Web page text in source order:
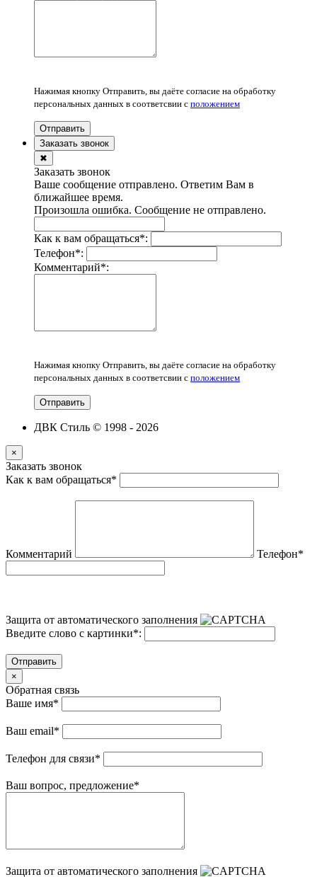
Нажимая кнопку Отправить, вы даёте согласие на обработку
персональных данных в соответсвии с положением
Отправить
Заказать звонок
✖
Заказать звонок
Ваше сообщение отправлено. Ответим Вам в
ближайшее время.
Произошла ошибка. Сообщение не отправлено.
Как к вам обращаться*:
Телефон*:
Комментарий*:
Нажимая кнопку Отправить, вы даёте согласие на обработку
персональных данных в соответсвии с положением
Отправить
ДВК Стиль © 1998 - 2026
×
Заказать звонок
Как к вам обращаться*
Комментарий Телефон*
Защита от автоматического заполнения
Введите слово с картинки*:
Отправить
×
Обратная связь
Ваше имя*
Ваш email*
Телефон для связи*
Ваш вопрос, предложение*
Защита от автоматического заполнения